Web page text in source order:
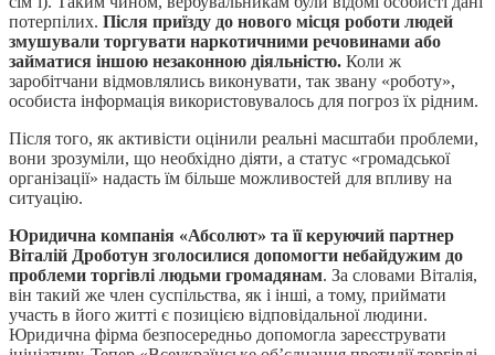
потерпілих. Після приїзду до нового місця роботи людей
змушували торгувати наркотичними речовинами або
займатися іншою незаконною діяльністю. Коли ж
заробітчани відмовлялись виконувати, так звану «роботу»,
особиста інформація використовувалось для погроз їх рідним.
Після того, як активісти оцінили реальні масштаби проблеми,
вони зрозуміли, що необхідно діяти, а статус «громадської
організації» надасть їм більше можливостей для впливу на
ситуацію.
Юридична компанія «Абсолют» та її керуючий партнер
Віталій Дроботун зголосилися допомогти небайдужим до
проблеми торгівлі людьми громадянам. За словами Віталія,
він такий же член суспільства, як і інші, а тому, приймати
участь в його житті є позицією відповідальної людини.
Юридична фірма безпосередньо допомогла зареєструвати